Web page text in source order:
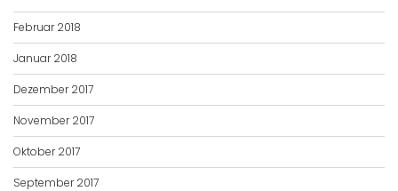
Februar 2018
Januar 2018
Dezember 2017
November 2017
Oktober 2017
September 2017